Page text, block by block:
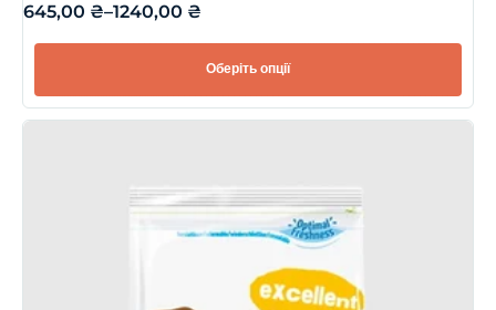
645,00 ₴–1240,00 ₴
Оберіть опції